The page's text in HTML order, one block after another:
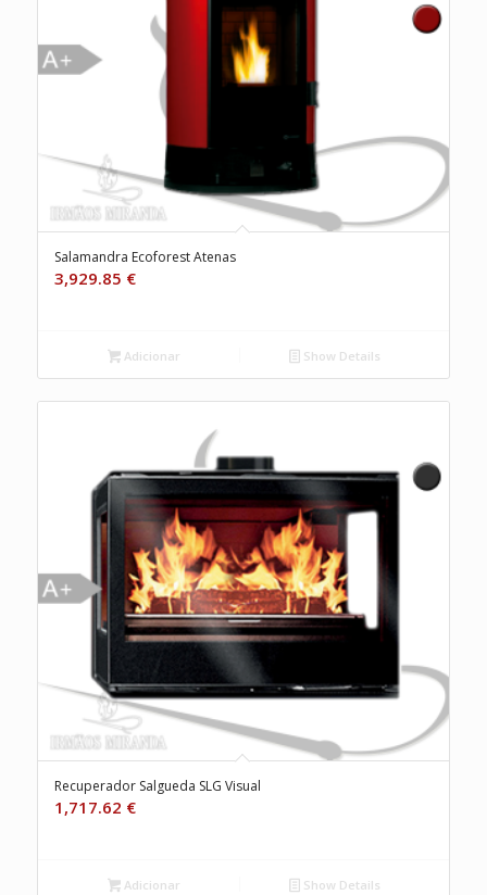
Salamandra Ecoforest Atenas
3,929.85 €
Adicionar Show Details
Recuperador Salgueda SLG Visual
1,717.62 €
Adicionar Show Details